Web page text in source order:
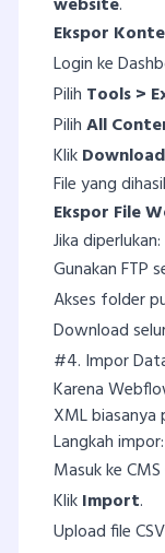
Ekspor
Login ke
Pilih Tools >
PilihAll
Klik
File yang
Ekspor File
Jika diperlukan:
Gunakan FTP
Akses folder
Download
#4. Impor
Karena
XML biasanya
Langkah impor:
Masuk ke
KlikImport.
Upload file